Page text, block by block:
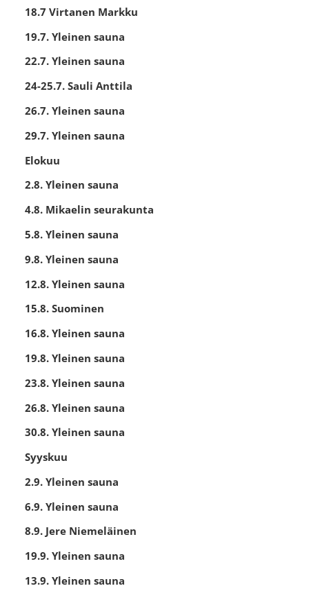
18.7 Virtanen Markku
19.7. Yleinen sauna
22.7. Yleinen sauna
24-25.7. Sauli Anttila
26.7. Yleinen sauna
29.7. Yleinen sauna
Elokuu
2.8. Yleinen sauna
4.8. Mikaelin seurakunta
5.8. Yleinen sauna
9.8. Yleinen sauna
12.8. Yleinen sauna
15.8. Suominen
16.8. Yleinen sauna
19.8. Yleinen sauna
23.8. Yleinen sauna
26.8. Yleinen sauna
30.8. Yleinen sauna
Syyskuu
2.9. Yleinen sauna
6.9. Yleinen sauna
8.9. Jere Niemeläinen
19.9. Yleinen sauna
13.9. Yleinen sauna